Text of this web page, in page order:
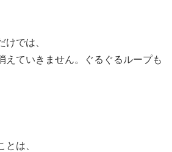
では、
えていきません。ぐるぐるループも
は、